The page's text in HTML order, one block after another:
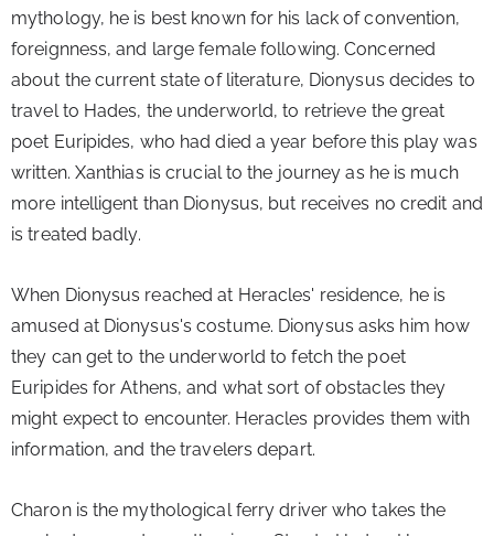
mythology, he is best known for his lack of convention,
foreignness, and large female following. Concerned
about the current state of literature, Dionysus decides to
travel to Hades, the underworld, to retrieve the great
poet Euripides, who had died a year before this play was
written. Xanthias is crucial to the journey as he is much
more intelligent than Dionysus, but receives no credit and
is treated badly.
When Dionysus reached at Heracles' residence, he is
amused at Dionysus's costume. Dionysus asks him how
they can get to the underworld to fetch the poet
Euripides for Athens, and what sort of obstacles they
might expect to encounter. Heracles provides them with
information, and the travelers depart.
Charon is the mythological ferry driver who takes the